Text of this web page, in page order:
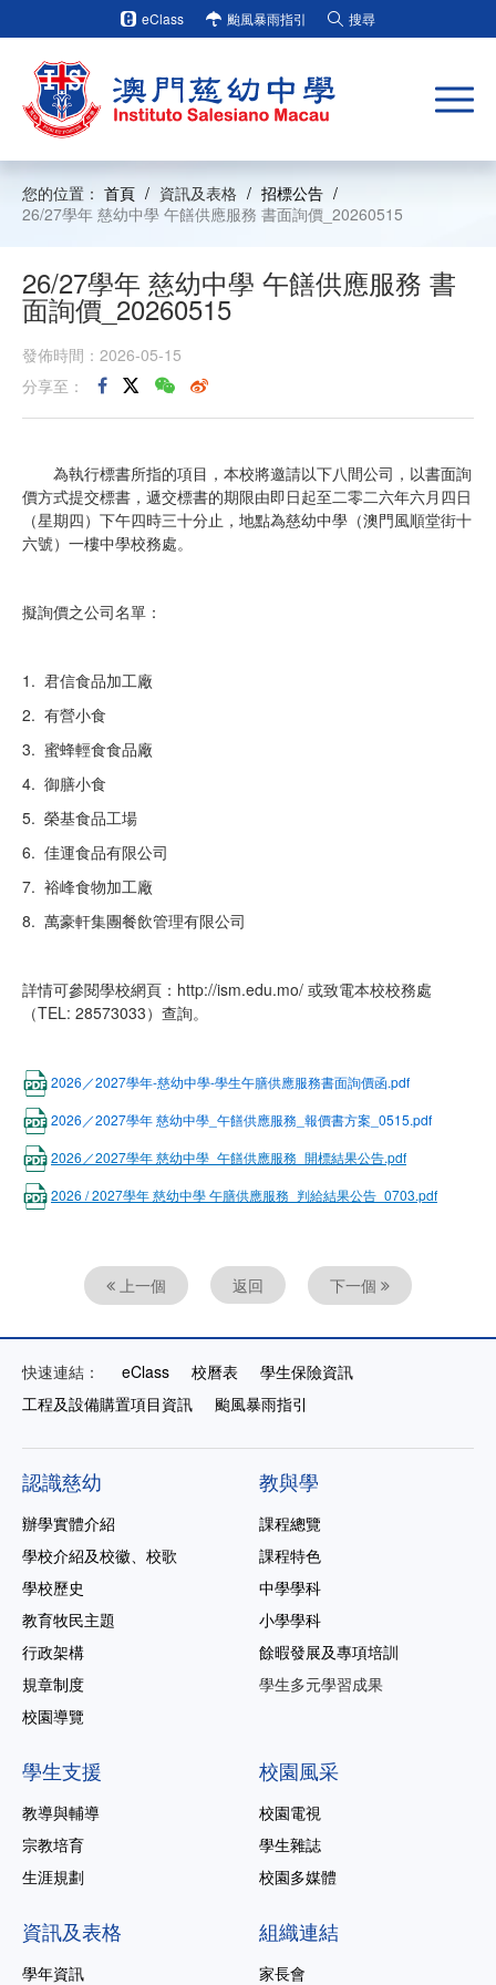
eClass 颱風暴雨指引 搜尋
您的位置： 首頁 / 資訊及表格 / 招標公告 /
26/27學年 慈幼中學 午饍供應服務 書面詢價_20260515
26/27學年 慈幼中學 午饍供應服務 書
面詢價_20260515
發佈時間：2026-05-15
分享至：
為執行標書所指的項目，本校將邀請以下八間公司，以書面詢
價方式提交標書，遞交標書的期限由即日起至二零二六年六月四日
（星期四）下午四時三十分止，地點為慈幼中學（澳門風順堂街十
六號）一樓中學校務處。
擬詢價之公司名單：
1. 君信食品加工廠
2. 有營小食
3. 蜜蜂輕食食品廠
4. 御膳小食
5. 榮基食品工場
6. 佳運食品有限公司
7. 裕峰食物加工廠
8. 萬豪軒集團餐飲管理有限公司
詳情可參閱學校網頁：http://ism.edu.mo/ 或致電本校校務處
（TEL: 28573033）查詢。
2026／2027學年-慈幼中學-學生午膳供應服務書面詢價函.pdf
2026／2027學年 慈幼中學_午饍供應服務_報價書方案_0515.pdf
2026／2027學年 慈幼中學_午饍供應服務_開標結果公告.pdf
2026 / 2027學年 慈幼中學 午膳供應服務_判給結果公告_0703.pdf
上一個 返回 下一個
快速連結： eClass 校曆表
學生保險資訊
工程及設備購置項目資訊
颱風暴雨指引
認識慈幼
辦學實體介紹
學校介紹及校徽、校歌
學校歷史
教育牧民主題
行政架構
規章制度
校園導覽
教與學
課程總覽
課程特色
中學學科
小學學科
餘暇發展及專項培訓
學生多元學習成果
學生支援
教導與輔導
宗教培育
生涯規劃
校園風采
校園電視
學生雜誌
校園多媒體
資訊及表格
學年資訊
組織連結
家長會